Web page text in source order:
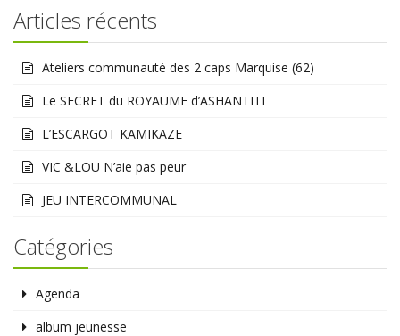
Articles récents
Ateliers communauté des 2 caps Marquise (62)
Le SECRET du ROYAUME d’ASHANTITI
L’ESCARGOT KAMIKAZE
VIC &LOU N’aie pas peur
JEU INTERCOMMUNAL
Catégories
Agenda
album jeunesse